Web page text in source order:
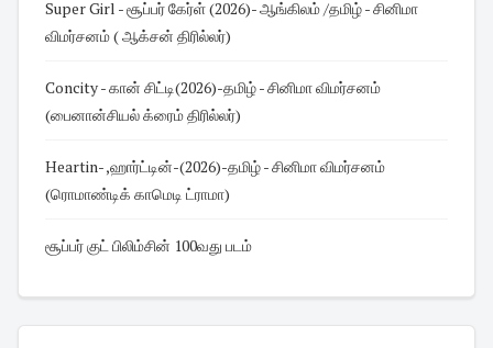
Super Girl - சூப்பர் கேர்ள் (2026)- ஆங்கிலம் /தமிழ் - சினிமா
விமர்சனம் ( ஆக்சன் திரில்லர்)
Concity - கான் சிட்டி(2026)-தமிழ் - சினிமா விமர்சனம்
(பைனான்சியல் க்ரைம் திரில்லர்)
Heartin- ,ஹார்ட்டின்-(2026)-தமிழ் - சினிமா விமர்சனம்
(ரொமாண்டிக் காமெடி ட்ராமா)
சூப்பர் குட் பிலிம்சின் 100வது படம்